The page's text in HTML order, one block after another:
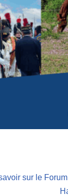
sur le